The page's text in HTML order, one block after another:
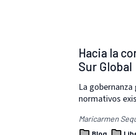
Hacia la
Sur Global
La
normativos
Maricarmen
Blog